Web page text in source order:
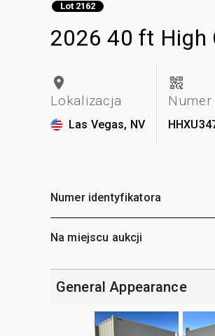
Lot 2162
2026 40 ft High
Lokalizacja
Las Vegas, NV
Numer identyfikatora
Na miejscu aukcji
General Appearance